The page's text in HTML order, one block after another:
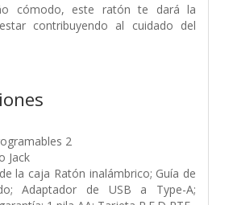
cómodo, este ratón te dará la
contribuyendo al cuidado del
2
Jack
la caja Ratón inalámbrico; Guía de
Adaptador de USB a Type-A;